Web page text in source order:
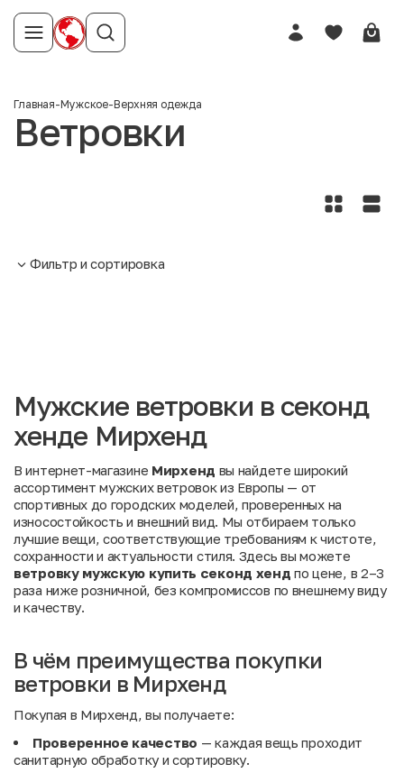
Главная-Мужское-Верхняя одежда
Ветровки
Фильтр и сортировка
Мужские ветровки в секонд
хенде Мирхенд
В интернет-магазине Мирхенд вы найдете широкий
ассортимент мужских ветровок из Европы — от
спортивных до городских моделей, проверенных на
износостойкость и внешний вид. Мы отбираем только
лучшие вещи, соответствующие требованиям к чистоте,
сохранности и актуальности стиля. Здесь вы можете
ветровку мужскую купить секонд хенд по цене, в 2–3
раза ниже розничной, без компромиссов по внешнему виду
и качеству.
В чём преимущества покупки
ветровки в Мирхенд
Покупая в Мирхенд, вы получаете:
Проверенное качество — каждая вещь проходит
санитарную обработку и сортировку.